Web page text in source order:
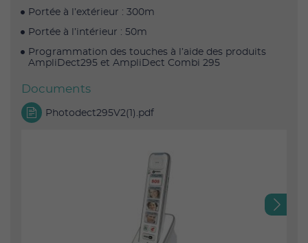
Portée à l’extérieur : 300m
Portée à l’intérieur : 50m
Programmation des touches à l’aide des produits
AmpliDect295 et AmpliDect Combi 295
Documents
Photodect295V2(1).pdf